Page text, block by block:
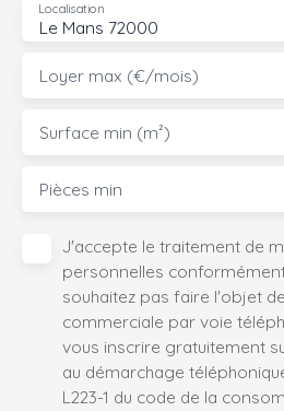
Le Mans 72000
Localisation
Loyer max (€/mois)
Surface min (m²)
Pièces min
J'accepte le traitement de
personnelles conformément
souhaitez pas faire l'objet
commerciale par voie
vous inscrire gratuitement
au démarchage
L223-1 du code de la